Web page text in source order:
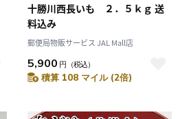
十勝川西長いも ２．５ｋｇ 送
料込み
郵便局物販サービス JAL Mall店
5,900 円 （税込）
積算 108 マイル (2倍)